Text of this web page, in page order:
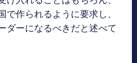
で作られるように要求し、
ダーになるべきだと述べて